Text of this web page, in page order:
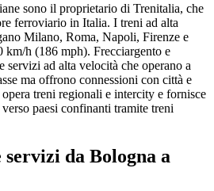
sono il proprietario di Trenitalia, che
ferroviario in Italia. I treni ad alta
Milano, Roma, Napoli, Firenze e
h (186 mph). Frecciargento e
servizi ad alta velocità che operano a
ma offrono connessioni con città e
treni regionali e intercity e fornisce
paesi confinanti tramite treni
da Bologna a